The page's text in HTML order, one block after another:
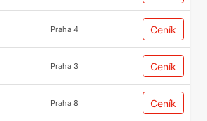
Praha 4 Ceník
Praha 3 Ceník
Praha 8 Ceník